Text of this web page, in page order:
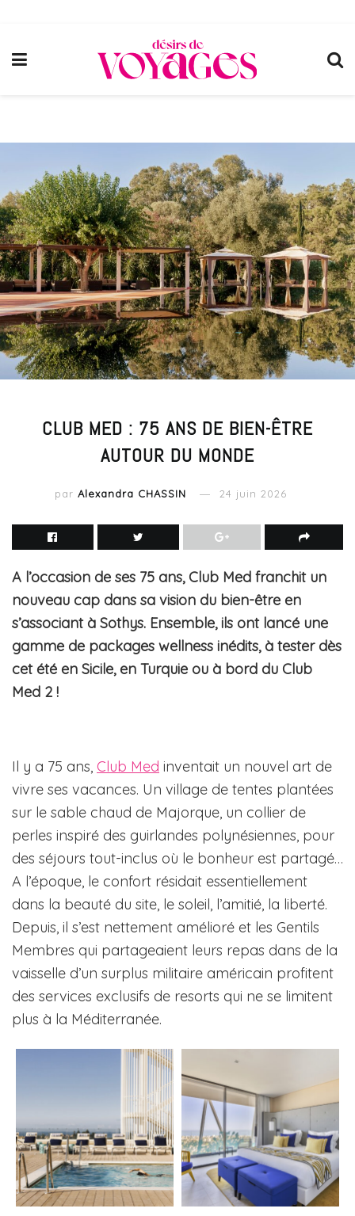
CLUB MED : 75 ANS DE BIEN-ÊTRE
AUTOUR DU MONDE
par Alexandra CHASSIN 24 juin 2026
A l’occasion de ses 75 ans, Club Med franchit un
nouveau cap dans sa vision du bien-être en
s’associant à Sothys. Ensemble, ils ont lancé une
gamme de packages wellness inédits, à tester dès
cet été en Sicile, en Turquie ou à bord du Club
Med 2 !
Il y a 75 ans, Club Med inventait un nouvel art de
vivre ses vacances. Un village de tentes plantées
sur le sable chaud de Majorque, un collier de
perles inspiré des guirlandes polynésiennes, pour
des séjours tout-inclus où le bonheur est partagé…
A l’époque, le confort résidait essentiellement
dans la beauté du site, le soleil, l’amitié, la liberté.
Depuis, il s’est nettement amélioré et les Gentils
Membres qui partageaient leurs repas dans de la
vaisselle d’un surplus militaire américain profitent
des services exclusifs de resorts qui ne se limitent
plus à la Méditerranée.